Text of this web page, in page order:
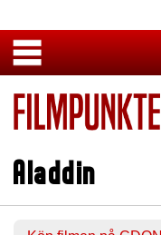
Aladdin